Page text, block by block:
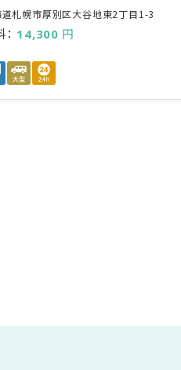
札幌市厚別区大谷地東2丁目1-3
14,300 円